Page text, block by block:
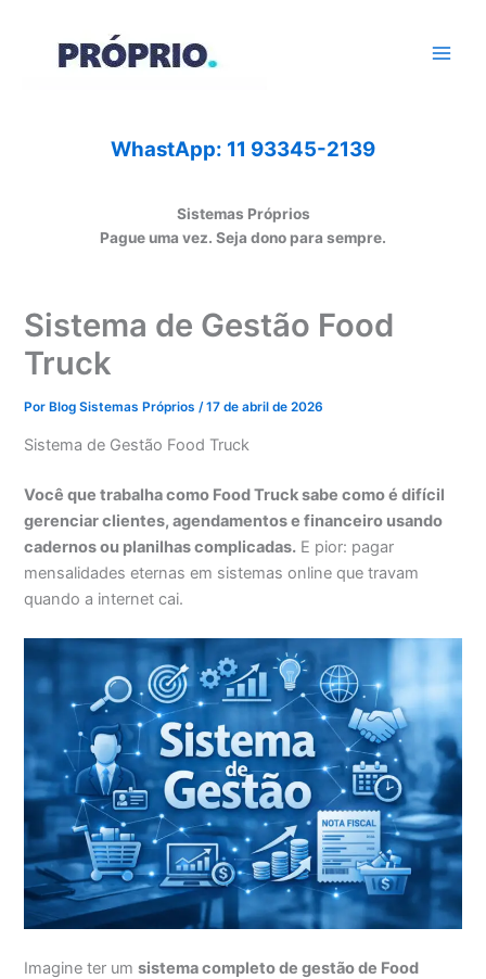
WhastApp: 11 93345-2139
Sistemas Próprios
Pague uma vez. Seja dono para sempre.
Sistema de Gestão Food
Truck
Por Blog Sistemas Próprios/17 de abril de 2026
Sistema de Gestão Food Truck
Você que trabalha como Food Truck sabe como é difícil
gerenciar clientes, agendamentos e financeiro usando
cadernos ou planilhas complicadas. E pior: pagar
mensalidades eternas em sistemas online que travam
quando a internet cai.
Imagine ter umsistema completo de gestão de Food